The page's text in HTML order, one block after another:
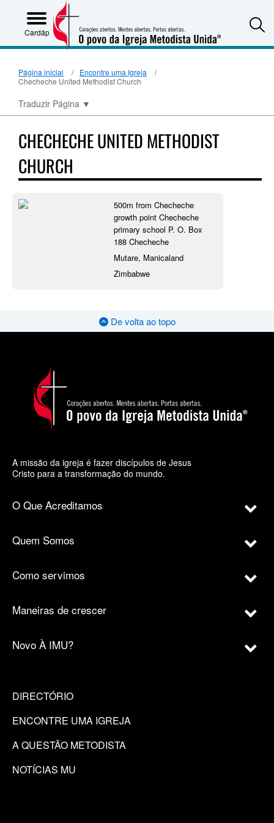
Cardápio
Página inicial
Encontre uma Igreja
Checheche United Methodist Church
Traduzir Página ▼
CHECHECHE UNITED METHODIST
CHURCH
500m from Checheche
growth point Checheche
primary school P. O. Box
188 Checheche
Mutare, Manicaland
Zimbabwe
De volta ao topo
A missão da igreja é fazer discípulos de Jesus
Cristo para a transformação do mundo.
O Que Acreditamos
Quem Somos
Como servimos
Maneiras de crescer
Novo À IMU?
DIRECTÓRIO
ENCONTRE UMA IGREJA
A QUESTÃO METODISTA
NOTÍCIAS MU